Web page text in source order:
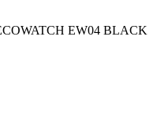
EW04 BLACK